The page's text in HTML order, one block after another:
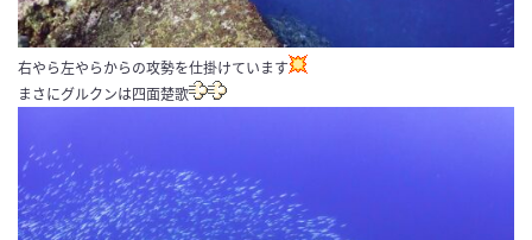
右やら左やらからの攻勢を仕掛けています
まさにグルクンは四面楚歌